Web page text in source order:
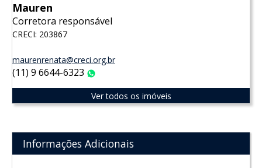
Mauren
Corretora responsável
CRECI: 203867
maurenrenata@creci.org.br
(11) 9 6644-6323
Ver todos os imóveis
Informações Adicionais